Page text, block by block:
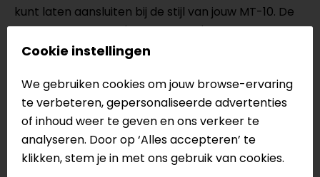
kunt laten aansluiten bij de stijl van jouw MT-10. De
compacte en sportieve vormgeving zorgt ervoor
dat je motor z’n krachtige uitstraling behoudt.
Meer informatie nodig?
Heb je meer informatie nodig over dit product?
Neem dan
met ons op of kom langs in één
van onze winkels in Breda, Capelle aan den IJssel,
Eindhoven, Vianen of Apeldoorn. In de winkels kun je
Cookie instellingen
We gebruiken cookies om jouw browse-ervaring
te verbeteren, gepersonaliseerde advertenties
of inhoud weer te geven en ons verkeer te
analyseren. Door op ‘Alles accepteren’ te
klikken, stem je in met ons gebruik van cookies.